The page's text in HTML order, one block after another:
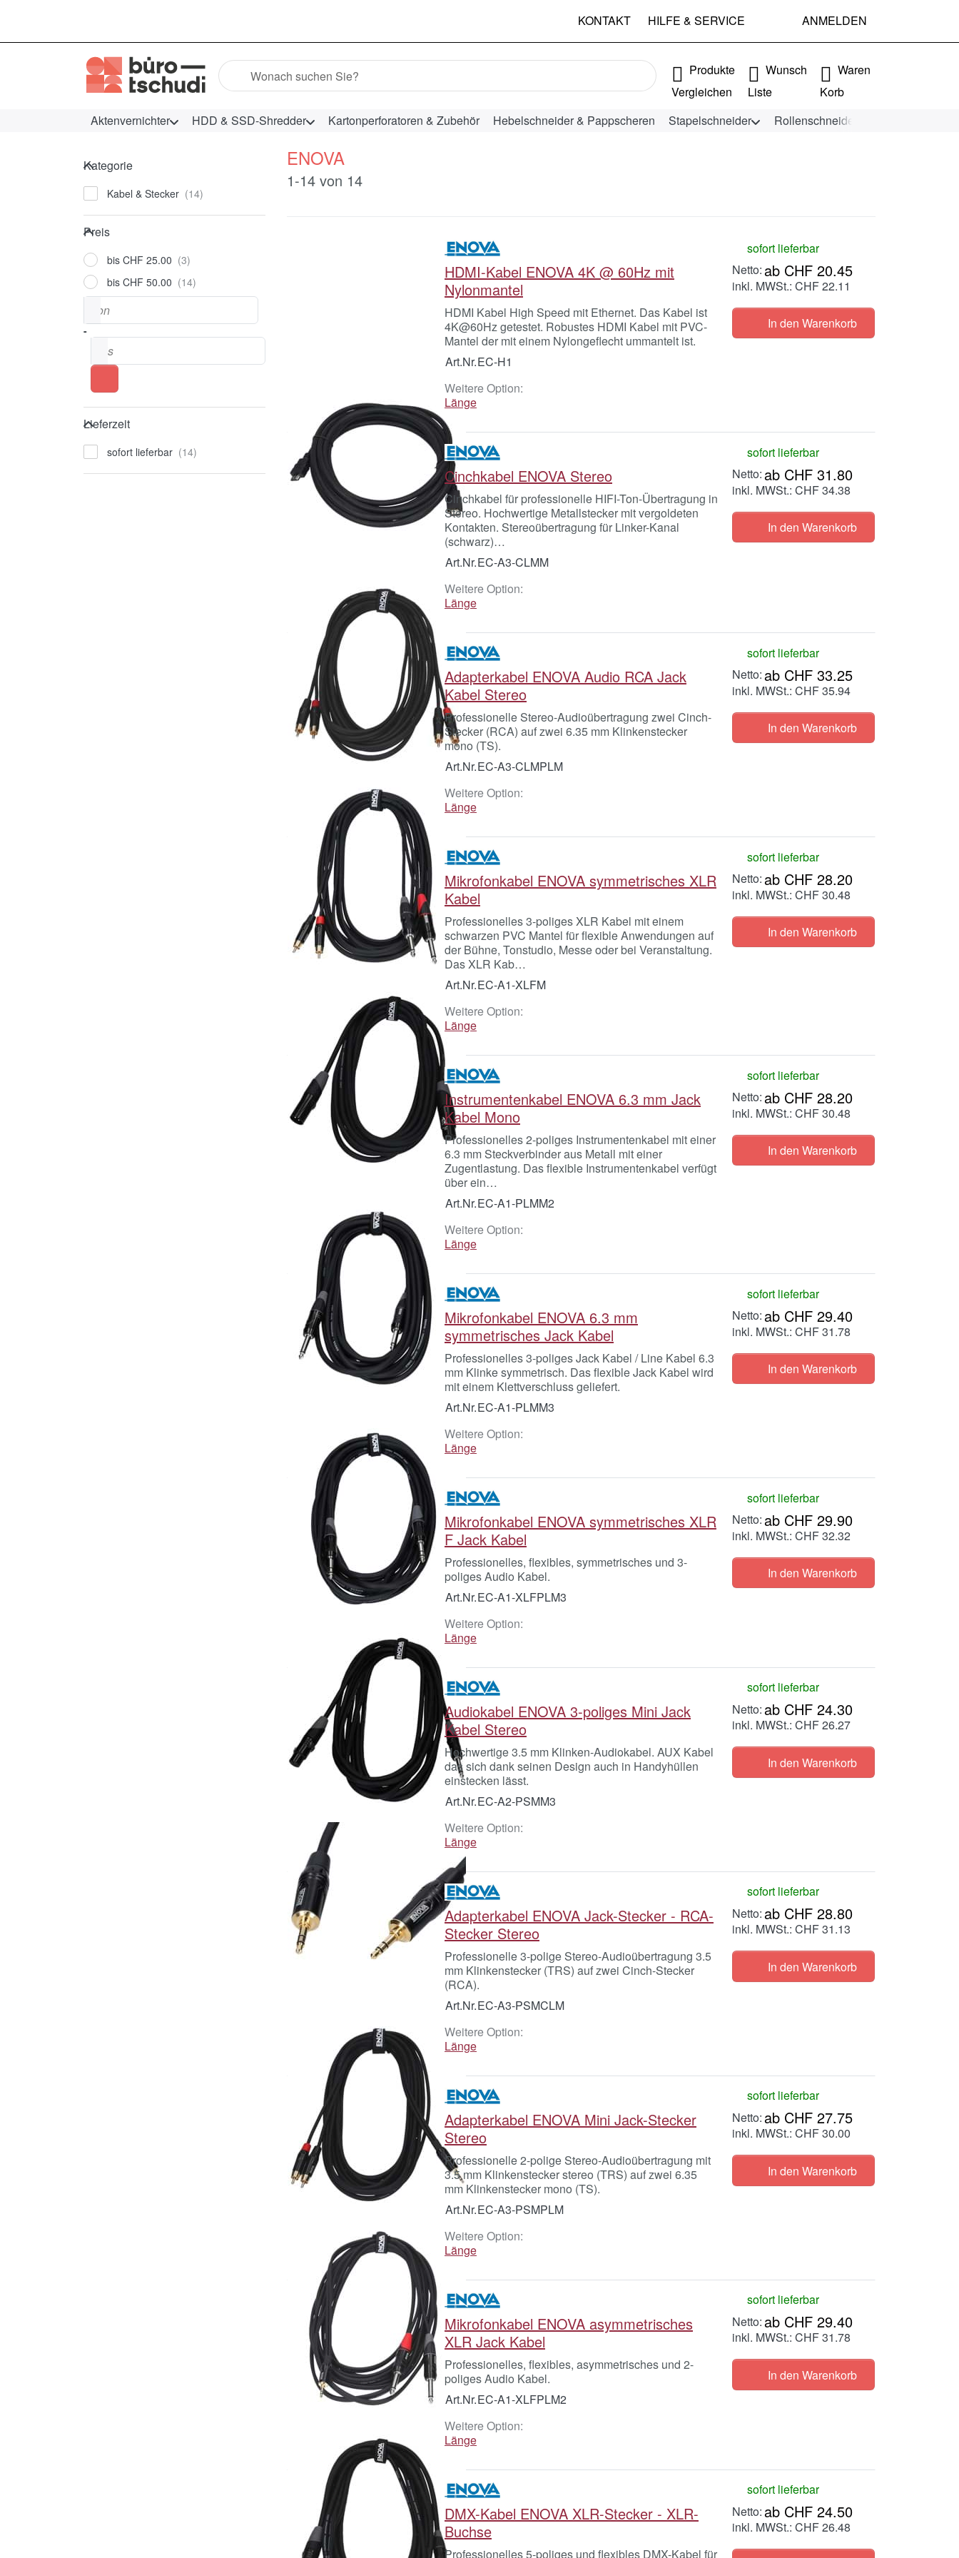
KONTAKT HILFE & SERVICE ANMELDEN
Geben Sie einen Suchbegriff ein. Während Sie tippen, erscheinen automatisch erste Ergebnisse. Drücken Sie die Eingabetaste, um alle
Produkte
Vergleichen
Wunsch
Liste
Waren
Korb
Aktenvernichter
HDD & SSD-Shredder Kartonperforatoren & Zubehör Hebelschneider & Pappscheren Stapelschneider Rollenschneider
Kategorie
Kategorie
Kabel & Stecker
Preis
Preis
bis CHF 25.00
bis CHF 50.00
Preisspanne
von
-
bis
Lieferzeit
Lieferzeit
sofort lieferbar
ENOVA
Suchergebnisse:
1-14 von 14
HDMI-Kabel ENOVA 4K @ 60Hz mit
Nylonmantel
HDMI Kabel High Speed mit Ethernet. Das Kabel ist
4K@60Hz getestet. Robustes HDMI Kabel mit PVC-
Mantel der mit einem Nylongeflecht ummantelt ist.
Art.Nr.EC-H1
Weitere Option:
Länge
sofort lieferbar
ab CHF 20.45
inkl. MWSt.: CHF 22.11
In den Warenkorb
Cinchkabel ENOVA Stereo
Cinchkabel für professionelle HIFI-Ton-Übertragung in
Stereo. Hochwertige Metallstecker mit vergoldeten
Kontakten. Stereoübertragung für Linker-Kanal
(schwarz)…
Art.Nr.EC-A3-CLMM
Weitere Option:
Länge
sofort lieferbar
ab CHF 31.80
inkl. MWSt.: CHF 34.38
In den Warenkorb
Adapterkabel ENOVA Audio RCA Jack
Kabel Stereo
Professionelle Stereo-Audioübertragung zwei Cinch-
Stecker (RCA) auf zwei 6.35 mm Klinkenstecker
mono (TS).
Art.Nr.EC-A3-CLMPLM
Weitere Option:
Länge
sofort lieferbar
ab CHF 33.25
inkl. MWSt.: CHF 35.94
In den Warenkorb
Mikrofonkabel ENOVA symmetrisches XLR
Kabel
Professionelles 3-poliges XLR Kabel mit einem
schwarzen PVC Mantel für flexible Anwendungen auf
der Bühne, Tonstudio, Messe oder bei Veranstaltung.
Das XLR Kab…
Art.Nr.EC-A1-XLFM
Weitere Option:
Länge
sofort lieferbar
ab CHF 28.20
inkl. MWSt.: CHF 30.48
In den Warenkorb
Instrumentenkabel ENOVA 6.3 mm Jack
Kabel Mono
Professionelles 2-poliges Instrumentenkabel mit einer
6.3 mm Steckverbinder aus Metall mit einer
Zugentlastung. Das flexible Instrumentenkabel verfügt
über ein…
Art.Nr.EC-A1-PLMM2
Weitere Option:
Länge
sofort lieferbar
ab CHF 28.20
inkl. MWSt.: CHF 30.48
In den Warenkorb
Mikrofonkabel ENOVA 6.3 mm
symmetrisches Jack Kabel
Professionelles 3-poliges Jack Kabel / Line Kabel 6.3
mm Klinke symmetrisch. Das flexible Jack Kabel wird
mit einem Klettverschluss geliefert.
Art.Nr.EC-A1-PLMM3
Weitere Option:
Länge
sofort lieferbar
ab CHF 29.40
inkl. MWSt.: CHF 31.78
In den Warenkorb
Mikrofonkabel ENOVA symmetrisches XLR
F Jack Kabel
Professionelles, flexibles, symmetrisches und 3-
poliges Audio Kabel.
Art.Nr.EC-A1-XLFPLM3
Weitere Option:
Länge
sofort lieferbar
ab CHF 29.90
inkl. MWSt.: CHF 32.32
In den Warenkorb
Audiokabel ENOVA 3-poliges Mini Jack
Kabel Stereo
Hochwertige 3.5 mm Klinken-Audiokabel. AUX Kabel
das sich dank seinen Design auch in Handyhüllen
einstecken lässt.
Art.Nr.EC-A2-PSMM3
Weitere Option:
Länge
sofort lieferbar
ab CHF 24.30
inkl. MWSt.: CHF 26.27
In den Warenkorb
Adapterkabel ENOVA Jack-Stecker - RCA-
Stecker Stereo
Professionelle 3-polige Stereo-Audioübertragung 3.5
mm Klinkenstecker (TRS) auf zwei Cinch-Stecker
(RCA).
Art.Nr.EC-A3-PSMCLM
Weitere Option:
Länge
sofort lieferbar
ab CHF 28.80
inkl. MWSt.: CHF 31.13
In den Warenkorb
Adapterkabel ENOVA Mini Jack-Stecker
Stereo
Professionelle 2-polige Stereo-Audioübertragung mit
3.5 mm Klinkenstecker stereo (TRS) auf zwei 6.35
mm Klinkenstecker mono (TS).
Art.Nr.EC-A3-PSMPLM
Weitere Option:
Länge
sofort lieferbar
ab CHF 27.75
inkl. MWSt.: CHF 30.00
In den Warenkorb
Mikrofonkabel ENOVA asymmetrisches
XLR Jack Kabel
Professionelles, flexibles, asymmetrisches und 2-
poliges Audio Kabel.
Art.Nr.EC-A1-XLFPLM2
Weitere Option:
Länge
sofort lieferbar
ab CHF 29.40
inkl. MWSt.: CHF 31.78
In den Warenkorb
DMX-Kabel ENOVA XLR-Stecker - XLR-
Buchse
Professionelles 5-poliges und flexibles DMX-Kabel für
sofort lieferbar
ab CHF 24.50
inkl. MWSt.: CHF 26.48